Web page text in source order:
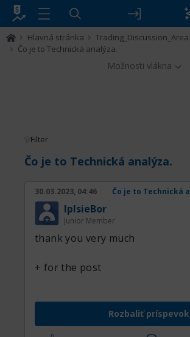
Hlavná stránka Trading_Discussion_Area
Čo je to Technická analýza.
Možnosti vlákna
Filter
Čo je to Technická analýza.
30.03.2023, 04:46 Čo je to Technická
IplsieBor
Junior Member
thank you very much
+ for the post
Rozbaliť príspevok